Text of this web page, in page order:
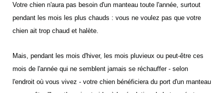
Votre chien n'aura pas besoin d'un manteau toute l'année, surtout
pendant les mois les plus chauds : vous ne voulez pas que votre
chien ait trop chaud et halète.
Mais, pendant les mois d'hiver, les mois pluvieux ou peut-être ces
mois de l'année qui ne semblent jamais se réchauffer - selon
l'endroit où vous vivez - votre chien bénéficiera du port d'un manteau